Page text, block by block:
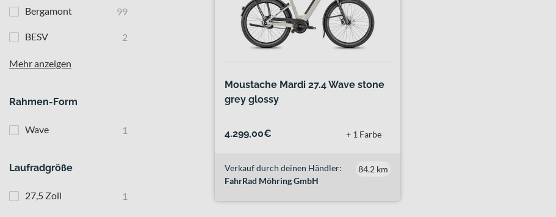
Bergamont 99
BESV 2
Mehr anzeigen
Rahmen-Form
Wave 1
Laufradgröße
27,5 Zoll 1
Moustache Mardi 27.4 Wave stone
grey glossy
4.299,00€ + 1 Farbe
Verkauf durch deinen Händler:
FahrRad Möhring GmbH
84.2 km